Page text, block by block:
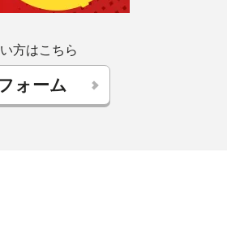
方はこちら
ォーム